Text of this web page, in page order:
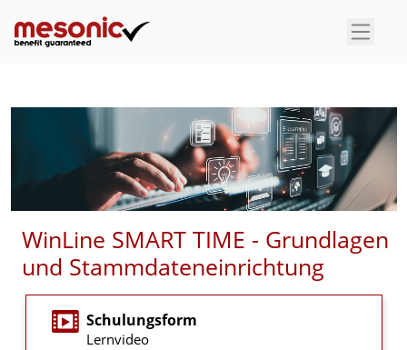
×
WinLine SMART TIME - Grundlagen
und Stammdateneinrichtung
Schulungsform
Lernvideo